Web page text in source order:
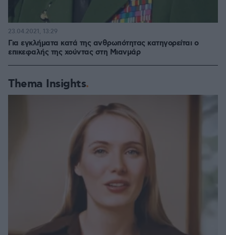
Για εγκλήματα κατά της ανθρωπότητας κατηγορείται ο
επικεφαλής της χούντας στη Μιανμάρ
23.04.2021, 13:29
Thema Insights